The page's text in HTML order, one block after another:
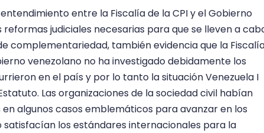
entre la Fiscalía de la CPI y el Gobierno
judiciales necesarias para que se lleven a
complementariedad, también evidencia que la
venezolano no ha investigado debidamente los
en el país y por lo tanto la situación Venezuela I
Las organizaciones de la sociedad civil habían
algunos casos emblemáticos para avanzar en los
los estándares internacionales para la